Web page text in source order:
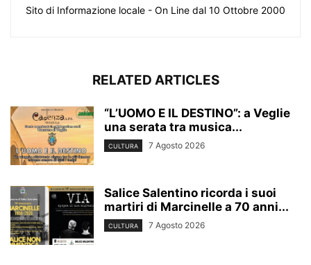
Sito di Informazione locale - On Line dal 10 Ottobre 2000
RELATED ARTICLES
“L’UOMO E IL DESTINO”: a Veglie
una serata tra musica...
CULTURA 7 Agosto 2026
Salice Salentino ricorda i suoi
martiri di Marcinelle a 70 anni...
CULTURA 7 Agosto 2026